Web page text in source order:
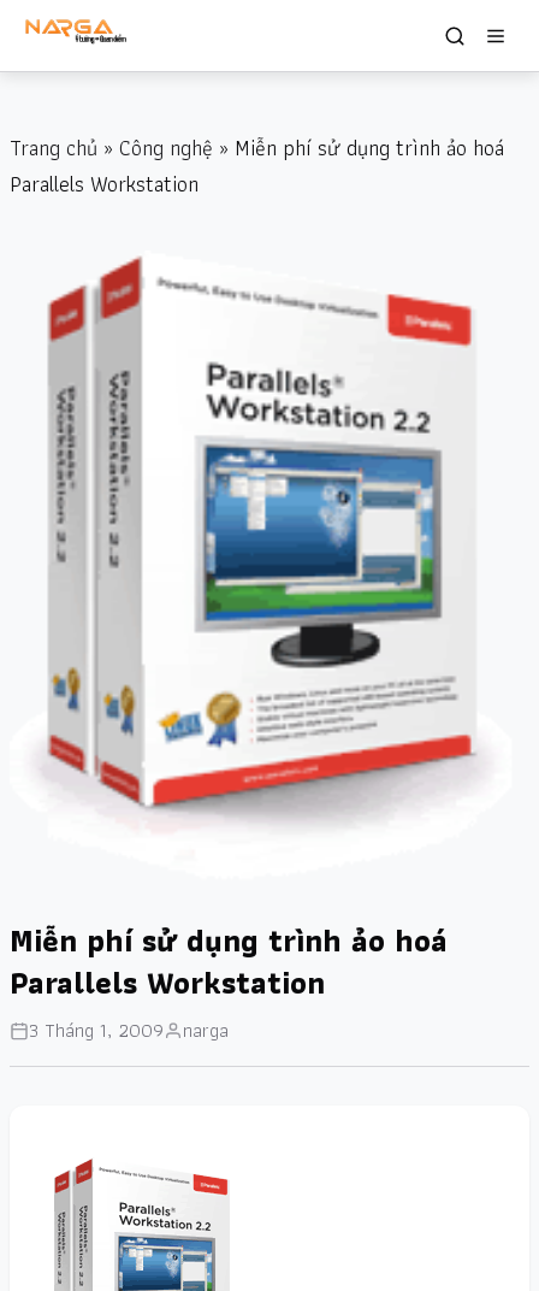
Trang chủ » Công nghệ » Miễn phí sử dụng trình ảo hoá
Parallels Workstation
Miễn phí sử dụng trình ảo hoá
Parallels Workstation
3 Tháng 1, 2009 narga